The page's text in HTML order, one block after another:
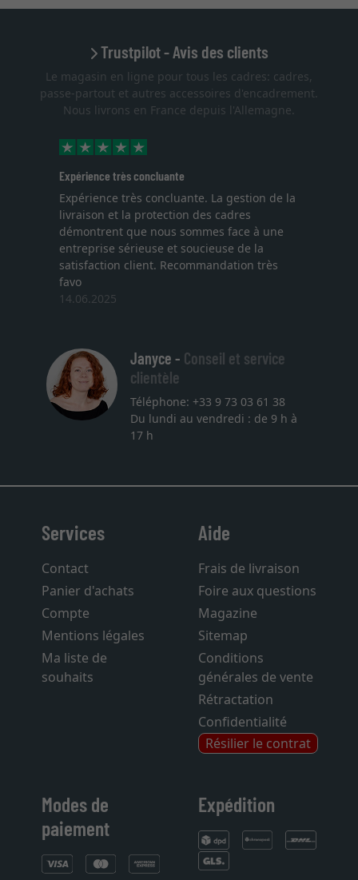
Trustpilot - Avis des clients
Le magasin en ligne pour tous les cadres: cadres,
passe-partout et autres accessoires d'encadrement.
Nous livrons en France depuis l'Allemagne.
très concluante
très concluante. La gestion de la
et la protection des cadres
que nous sommes face à une
sérieuse et soucieuse de la
client. Recommandation très
Je recherchais un
une lithographie, je
Le choix et la qualité
Emballage
dans les temps.
Janyce - Conseil et service
clientèle
Téléphone: +33 9 73 03 61 38
Du lundi au vendredi : de 9 h à
17 h
Services
Contact
Panier d'achats
Compte
Mentions légales
Ma liste de
souhaits
Aide
Frais de livraison
Foire aux questions
Magazine
Sitemap
Conditions
générales de vente
Rétractation
Confidentialité
Résilier le contrat
Modes de
paiement
Expédition